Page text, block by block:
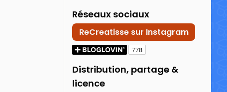
Réseaux sociaux
ReCreatisse sur Instagram
Distribution, partage &
licence